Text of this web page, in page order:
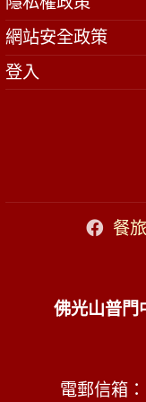
網站安全政策
登入
餐
佛光山普門
電郵信箱：